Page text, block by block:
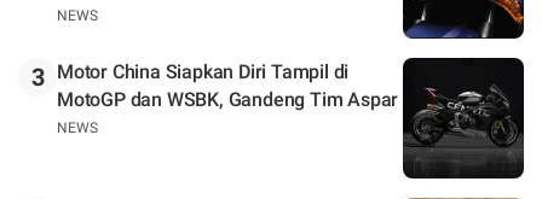
NEWS
3
Motor China Siapkan Diri Tampil di
MotoGP dan WSBK, Gandeng Tim Aspar
NEWS